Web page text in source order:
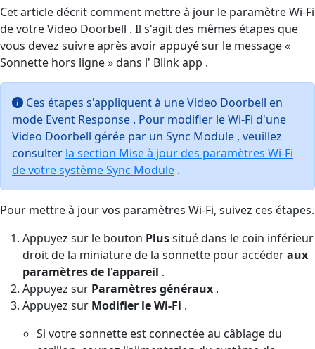
Cet article décrit comment mettre à jour le paramètre Wi-Fi
de votre Video Doorbell . Il s'agit des mêmes étapes que
vous devez suivre après avoir appuyé sur le message «
Sonnette hors ligne » dans l' Blink app .
Ces étapes s'appliquent à une Video Doorbell en
mode Event Response . Pour modifier le Wi-Fi d'une
Video Doorbell gérée par un Sync Module , veuillez
consulter la section Mise à jour des paramètres Wi-Fi
de votre système Sync Module .
Pour mettre à jour vos paramètres Wi-Fi, suivez ces étapes.
Appuyez sur le bouton Plussitué dans le coin inférieur
droit de la miniature de la sonnette pour accéderaux
paramètres de l'appareil .
Appuyez sur Paramètres généraux .
Appuyez sur Modifier le Wi-Fi .
Si votre sonnette est connectée au câblage du